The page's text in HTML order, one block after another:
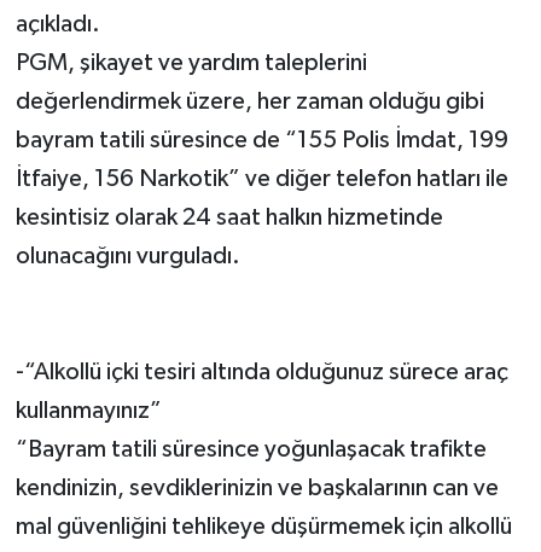
açıkladı.
PGM, şikayet ve yardım taleplerini
değerlendirmek üzere, her zaman olduğu gibi
bayram tatili süresince de “155 Polis İmdat, 199
İtfaiye, 156 Narkotik” ve diğer telefon hatları ile
kesintisiz olarak 24 saat halkın hizmetinde
olunacağını vurguladı.
-“Alkollü içki tesiri altında olduğunuz sürece araç
kullanmayınız”
“Bayram tatili süresince yoğunlaşacak trafikte
kendinizin, sevdiklerinizin ve başkalarının can ve
mal güvenliğini tehlikeye düşürmemek için alkollü